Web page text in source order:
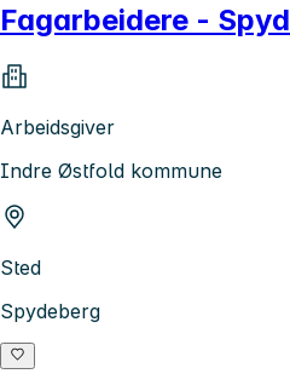
Fagarbeidere -
Arbeidsgiver
Indre Østfold kommune
Sted
Spydeberg